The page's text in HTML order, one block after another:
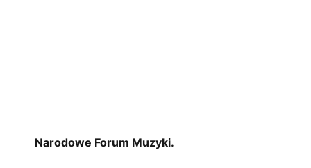
Narodowe Forum Muzyki.